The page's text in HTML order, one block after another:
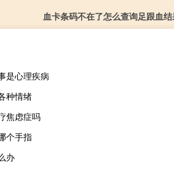
血卡条码不在了怎么查询足跟血结
是心理疾病
种情绪
焦虑症吗
个手指
办